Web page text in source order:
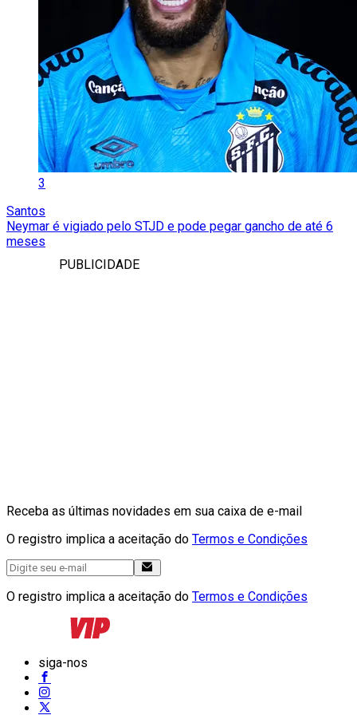
3
Santos
Neymar é vigiado pelo STJD e pode pegar gancho de até 6
meses
PUBLICIDADE
Receba as últimas novidades em sua caixa de e-mail
O registro implica a aceitação do Termos e Condições
O registro implica a aceitação do Termos e Condições
siga-nos